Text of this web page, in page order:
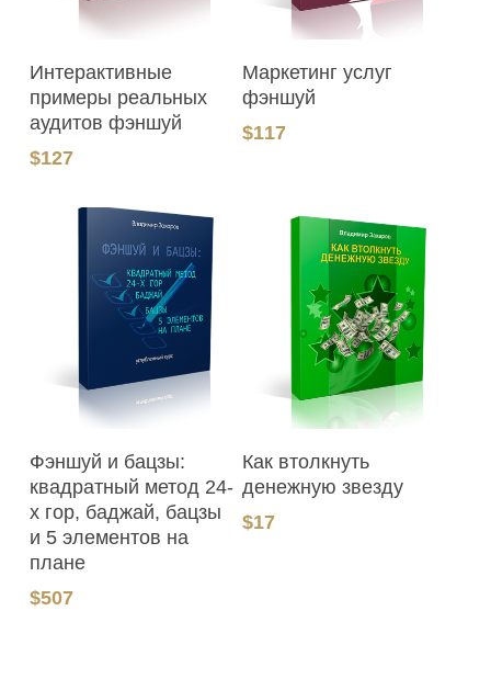
Интерактивные
примеры реальных
аудитов фэншуй
$127
Маркетинг услуг
фэншуй
$117
В Корзину
Фэншуй и бацзы:
квадратный метод 24-
х гор, баджай, бацзы
и 5 элементов на
плане
$507
Как втолкнуть
денежную звезду
$17